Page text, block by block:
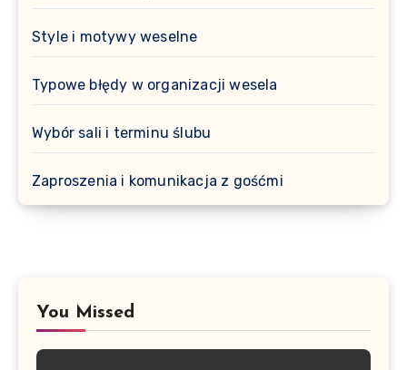
Style i motywy weselne
Typowe błędy w organizacji wesela
Wybór sali i terminu ślubu
Zaproszenia i komunikacja z gośćmi
You Missed